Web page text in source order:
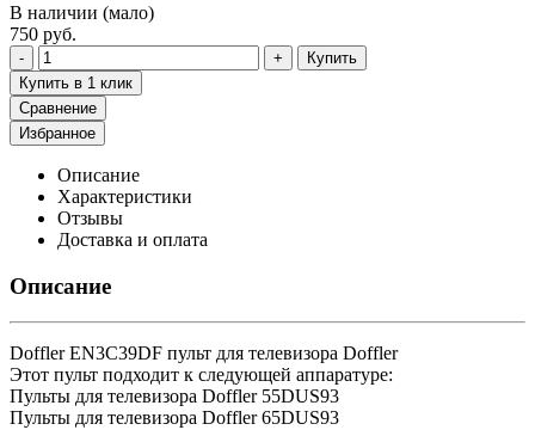
В наличии (мало)
750 руб.
Купить
Купить в 1 клик
Сравнение
Избранное
Описание
Характеристики
Отзывы
Доставка и оплата
Описание
Doffler EN3C39DF пульт для телевизора Doffler
Этот пульт подходит к следующей аппаратуре:
Пульты для телевизора Doffler 55DUS93
Пульты для телевизора Doffler 65DUS93